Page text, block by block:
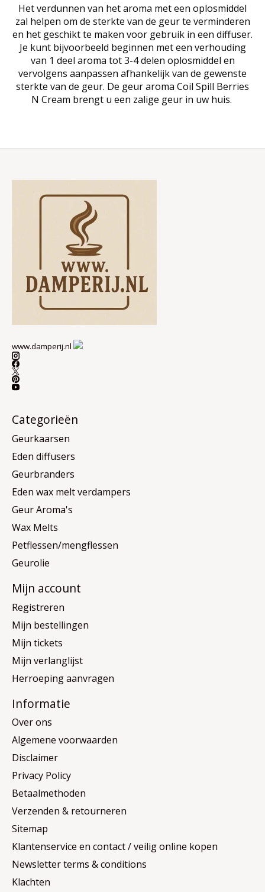
Het verdunnen van het aroma met een oplosmiddel
zal helpen om de sterkte van de geur te verminderen
en het geschikt te maken voor gebruik in een diffuser.
Je kunt bijvoorbeeld beginnen met een verhouding
van 1 deel aroma tot 3-4 delen oplosmiddel en
vervolgens aanpassen afhankelijk van de gewenste
sterkte van de geur. De geur aroma Coil Spill Berries
N Cream brengt u een zalige geur in uw huis.
www.damperij.nl
Categorieën
Geurkaarsen
Eden diffusers
Geurbranders
Eden wax melt verdampers
Geur Aroma's
Wax Melts
Petflessen/mengflessen
Geurolie
Mijn account
Registreren
Mijn bestellingen
Mijn tickets
Mijn verlanglijst
Herroeping aanvragen
Informatie
Over ons
Algemene voorwaarden
Disclaimer
Privacy Policy
Betaalmethoden
Verzenden & retourneren
Sitemap
Klantenservice en contact / veilig online kopen
Newsletter terms & conditions
Klachten